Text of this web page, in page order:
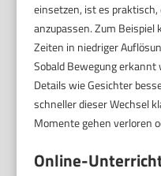
einsetzen, ist es
anzupassen. Zum Beispiel
Zeiten in niedriger
Sobald Bewegung
Details wie Gesichter
schneller dieser Wechsel
Momente gehen verloren
Online-